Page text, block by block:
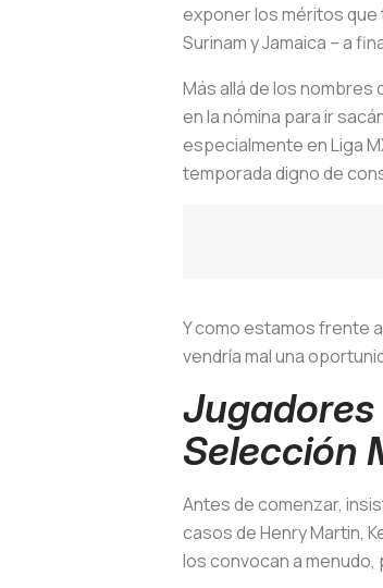
exponer los méritos que
Surinam y Jamaica – a
Más allá de los
en la nómina para ir
especialmente en Liga
temporada digno de
Y como estamos frente
vendría mal una
Jugadores
Selección
Antes de comenzar,
casos de Henry Martin,
los convocan a